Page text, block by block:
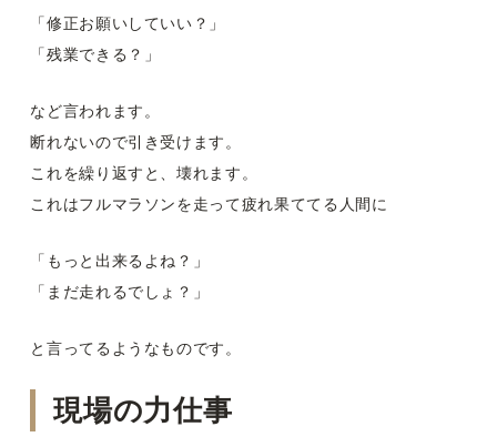
「修正お願いしていい？」
「残業できる？」
など言われます。
断れないので引き受けます。
これを繰り返すと、壊れます。
これはフルマラソンを走って疲れ果ててる人間に
「もっと出来るよね？」
「まだ走れるでしょ？」
と言ってるようなものです。
現場の力仕事